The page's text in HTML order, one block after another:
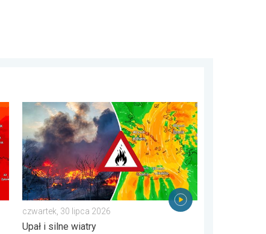
sobota, 1 sierpnia 2026
Pożary lasów szaleją także w Europie Południowo-
czwartek, 30 lipca 2026
Upał i silne wiatry